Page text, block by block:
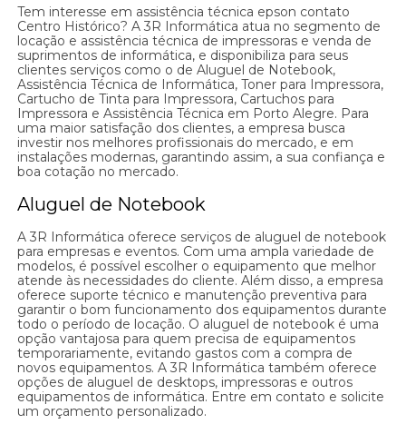
Tem interesse em assistência técnica epson contato
Centro Histórico? A 3R Informática atua no segmento de
locação e assistência técnica de impressoras e venda de
suprimentos de informática, e disponibiliza para seus
clientes serviços como o de Aluguel de Notebook,
Assistência Técnica de Informática, Toner para Impressora,
Cartucho de Tinta para Impressora, Cartuchos para
Impressora e Assistência Técnica em Porto Alegre. Para
uma maior satisfação dos clientes, a empresa busca
investir nos melhores profissionais do mercado, e em
instalações modernas, garantindo assim, a sua confiança e
boa cotação no mercado.
Aluguel de Notebook
A 3R Informática oferece serviços de aluguel de notebook
para empresas e eventos. Com uma ampla variedade de
modelos, é possível escolher o equipamento que melhor
atende às necessidades do cliente. Além disso, a empresa
oferece suporte técnico e manutenção preventiva para
garantir o bom funcionamento dos equipamentos durante
todo o período de locação. O aluguel de notebook é uma
opção vantajosa para quem precisa de equipamentos
temporariamente, evitando gastos com a compra de
novos equipamentos. A 3R Informática também oferece
opções de aluguel de desktops, impressoras e outros
equipamentos de informática. Entre em contato e solicite
um orçamento personalizado.